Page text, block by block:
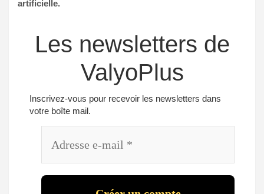
artificielle.
Les newsletters de
ValyoPlus
Inscrivez-vous pour recevoir les newsletters dans
votre boîte mail.